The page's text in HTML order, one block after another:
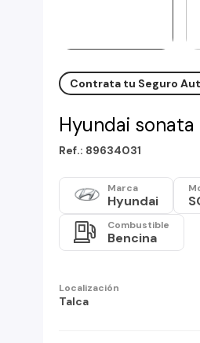
Contrata tu Seguro
Hyundai sonata
Ref.: 89634031
Marca
Hyundai
Combustible
Bencina
Localización
Talca